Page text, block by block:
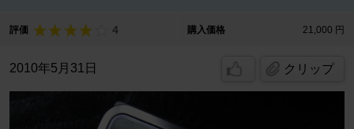
評価 4 購入価格 21,000 円
2010年5月31日 クリップ